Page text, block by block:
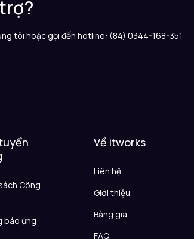
tôi hoặc gọi đến hotline: (84) 0344-168-351
Công
báo ứng
Về itworks
Liên hệ
Giới thiệu
Bảng giá
FAQ